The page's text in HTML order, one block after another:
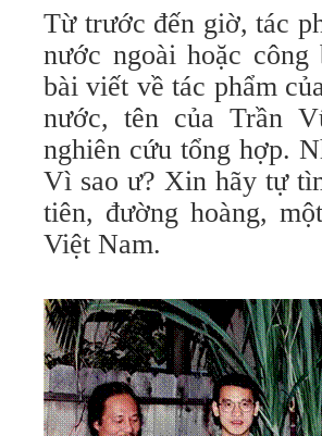
Từ trước đến giờ, tác
nước ngoài hoặc
bài viết về tác phẩm
nước, tên của Trần
nghiên cứu tổng hợp.
Vì sao ư? Xin hãy tự
tiên, đường hoàng,
Việt Nam.